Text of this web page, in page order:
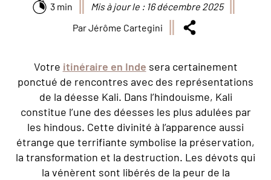
3 min
Mis à jour le : 16 décembre 2025
Par Jérôme Cartegini
Votre itinéraire en Inde sera certainement
ponctué de rencontres avec des représentations
de la déesse Kali. Dans l’hindouisme, Kali
constitue l’une des déesses les plus adulées par
les hindous. Cette divinité à l’apparence aussi
étrange que terrifiante symbolise la préservation,
la transformation et la destruction. Les dévots qui
la vénèrent sont libérés de la peur de la